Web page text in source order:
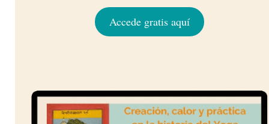
Accede gratis aquí